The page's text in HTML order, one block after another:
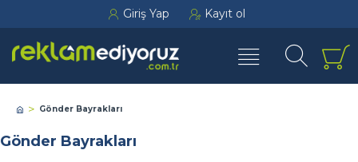
Giriş Yap Kayıt ol
Gönder Bayrakları
Gönder Bayrakları